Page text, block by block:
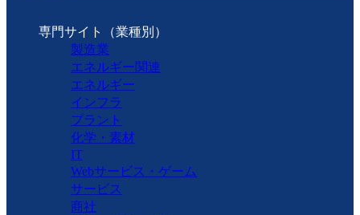
専門サイト（業種別）
製造業
エネルギー関連
エネルギー
インフラ
プラント
化学・素材
IT
Webサービス・ゲーム
サービス
商社